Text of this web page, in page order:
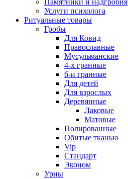
Памятники и надгробия
Услуги психолога
Ритуальные товары
Гробы
Для Ковид
Православные
Мусульманские
4-х гранные
6-и гранные
Для детей
Для взрослых
Деревянные
Лаковые
Матовые
Полированные
Обитые тканью
Vip
Стандарт
Эконом
Урны